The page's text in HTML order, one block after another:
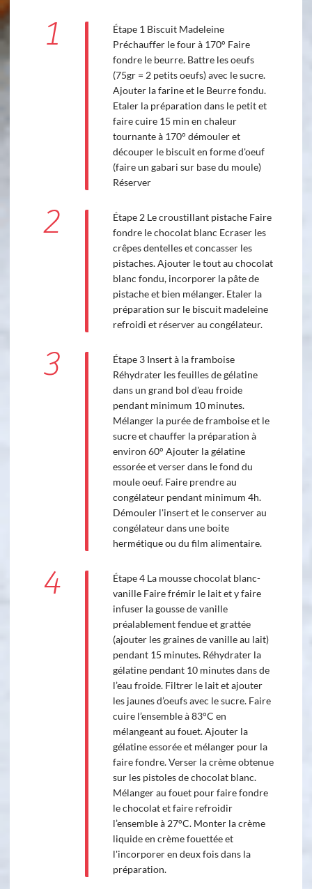
1
Étape 1 Biscuit Madeleine
Préchauffer le four à 170° Faire
fondre le beurre. Battre les oeufs
(75gr = 2 petits oeufs) avec le sucre.
Ajouter la farine et le Beurre fondu.
Etaler la préparation dans le petit et
faire cuire 15 min en chaleur
tournante à 170° démouler et
découper le biscuit en forme d'oeuf
(faire un gabari sur base du moule)
Réserver
2
Étape 2 Le croustillant pistache Faire
fondre le chocolat blanc Ecraser les
crêpes dentelles et concasser les
pistaches. Ajouter le tout au chocolat
blanc fondu, incorporer la pâte de
pistache et bien mélanger. Etaler la
préparation sur le biscuit madeleine
refroidi et réserver au congélateur.
3
Étape 3 Insert à la framboise
Réhydrater les feuilles de gélatine
dans un grand bol d'eau froide
pendant minimum 10 minutes.
Mélanger la purée de framboise et le
sucre et chauffer la préparation à
environ 60° Ajouter la gélatine
essorée et verser dans le fond du
moule oeuf. Faire prendre au
congélateur pendant minimum 4h.
Démouler l'insert et le conserver au
congélateur dans une boite
hermétique ou du film alimentaire.
4
Étape 4 La mousse chocolat blanc-
vanille Faire frémir le lait et y faire
infuser la gousse de vanille
préalablement fendue et grattée
(ajouter les graines de vanille au lait)
pendant 15 minutes. Réhydrater la
gélatine pendant 10 minutes dans de
l’eau froide. Filtrer le lait et ajouter
les jaunes d’oeufs avec le sucre. Faire
cuire l’ensemble à 83°C en
mélangeant au fouet. Ajouter la
gélatine essorée et mélanger pour la
faire fondre. Verser la crème obtenue
sur les pistoles de chocolat blanc.
Mélanger au fouet pour faire fondre
le chocolat et faire refroidir
l’ensemble à 27°C. Monter la crème
liquide en crème fouettée et
l'incorporer en deux fois dans la
préparation.